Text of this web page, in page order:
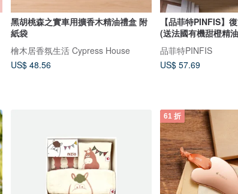
黑胡桃森之實車用擴香木精油禮盒 附
紙袋
檜木居香氛生活 Cypress House
US$ 48.56
【品菲特PINFIS】
(送法國有機甜橙精
品菲特PINFIS
US$ 57.69
61 折